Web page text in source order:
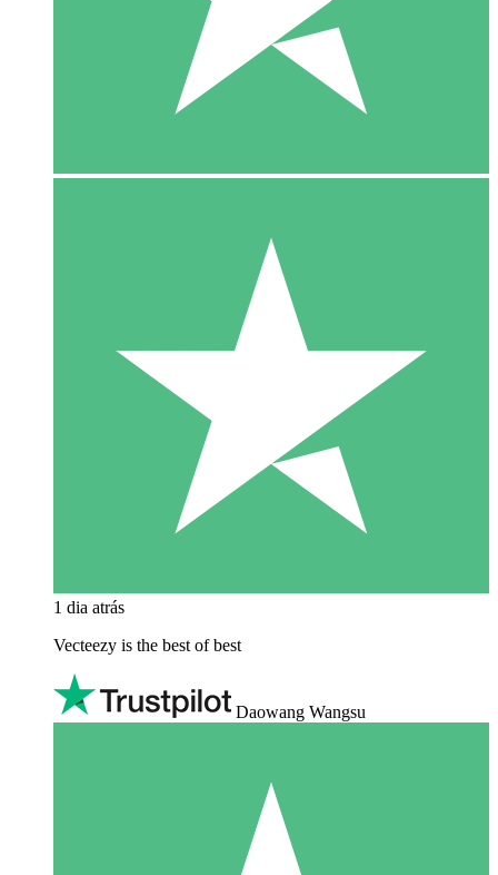
1 dia atrás
Vecteezy is the best of best
Daowang Wangsu